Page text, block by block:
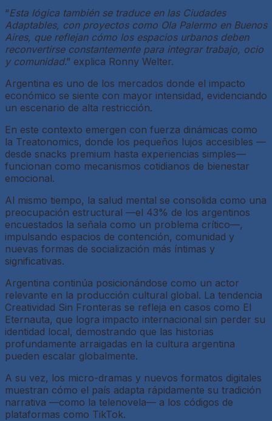
“Esta lógica también se traduce en las Ciudades
Adaptables, con proyectos como Ola Palermo en Buenos
Aires, que reflejan cómo los espacios urbanos deben
reconvertirse constantemente para integrar trabajo, ocio
y comunidad.” explica Ronny Welter.
Argentina es uno de los mercados donde el impacto
económico se siente con mayor intensidad, evidenciando
un escenario de alta restricción.
En este contexto emergen con fuerza dinámicas como
la Treatonomics, donde los pequeños lujos accesibles —
desde snacks premium hasta experiencias simples—
funcionan como mecanismos cotidianos de bienestar
emocional.
Al mismo tiempo, la salud mental se consolida como una
preocupación estructural —el 43% de los argentinos
encuestados la señala como un problema crítico—,
impulsando espacios de contención, comunidad y
nuevas formas de socialización más íntimas y
significativas.
Argentina continúa posicionándose como un actor
relevante en la producción cultural global. La tendencia
Creatividad Sin Fronteras se refleja en casos como El
Eternauta, que logra impacto internacional sin perder su
identidad local, demostrando que las historias
profundamente arraigadas en la cultura argentina
pueden escalar globalmente.
A su vez, los micro-dramas y nuevos formatos digitales
muestran cómo el país adapta rápidamente su tradición
narrativa —como la telenovela— a los códigos de
plataformas como TikTok.